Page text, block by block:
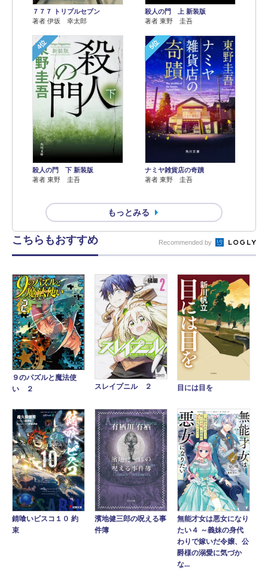
７７７ トリプルセブン
著者 伊坂 幸太郎
殺人の門 上 新装版
著者 東野 圭吾
4位
殺人の門 下 新装版
著者 東野 圭吾
5位
ナミヤ雑貨店の奇蹟
著者 東野 圭吾
もっとみる
こちらもおすすめ Recommended by
９のパズルと魔法使
い ２
スレイプニル ２ 目には目を
錆喰いビスコ１０ 約
束
濱地健三郎の呪える事
件簿
無能才女は悪女になり
たい４ ～義妹の身代
わりで嫁いだ令嬢、公
爵様の溺愛に気づか
な...